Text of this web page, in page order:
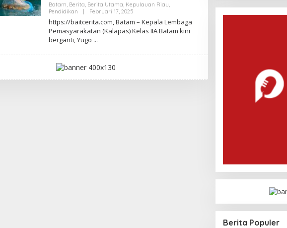
Batam, Berita, Berita Utama, Kepulauan Riau,
Pendidikan
| Februari 17, 2025
E
H
D
I
https://baitcerita.com, Batam – Kepala Lembaga
Pemasyarakatan (Kalapas) Kelas IIA Batam kini
berganti, Yugo
Berita Populer